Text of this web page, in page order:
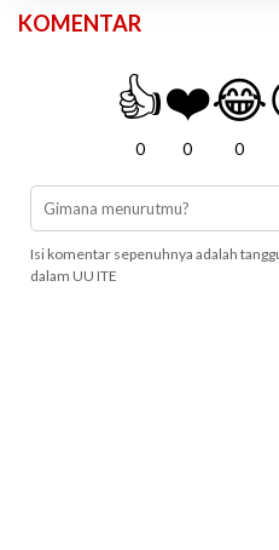
KOMENTAR
👍
0
❤️
0
😂
0
Isi komentar sepenuhnya adalah
dalam UU ITE